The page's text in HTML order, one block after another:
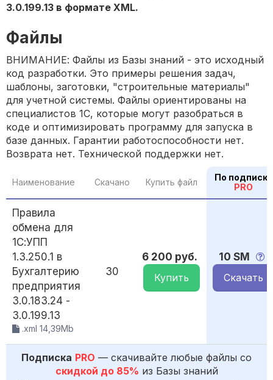
3.0.199.13 в формате XML.
Файлы
ВНИМАНИЕ: Файлы из Базы знаний - это исходный
код разработки. Это примеры решения задач,
шаблоны, заготовки, "строительные материалы"
для учетной системы. Файлы ориентированы на
специалистов 1С, которые могут разобраться в
коде и оптимизировать программу для запуска в
базе данных. Гарантии работоспособности нет.
Возврата нет. Технической поддержки нет.
Наименование Скачано Купить файл
По подписке
PRO
Правила
обмена для
1С:УПП
1.3.250.1 в
Бухгалтерию
предприятия
3.0.183.24 -
3.0.199.13
.xml 14,39Mb
30
6 200 руб.
Купить
10 SM
Скачать
Подписка PRO — скачивайте любые файлы со
скидкой до 85% из Базы знаний